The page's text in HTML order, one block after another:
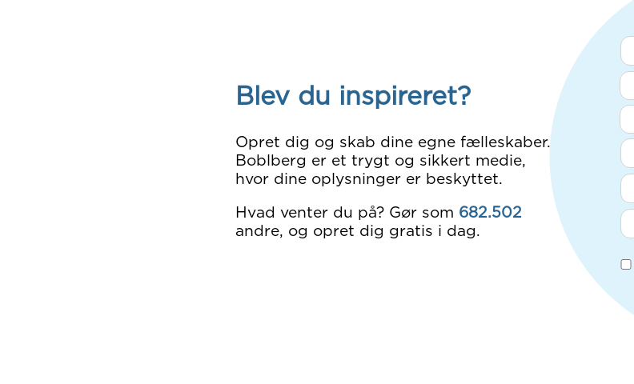
Blev du inspireret?
Opret dig og skab dine egne fælleskaber.
Boblberg er et trygt og sikkert medie,
hvor dine oplysninger er beskyttet.
Hvad venter du på? Gør som 682.502
andre, og opret dig gratis i dag.